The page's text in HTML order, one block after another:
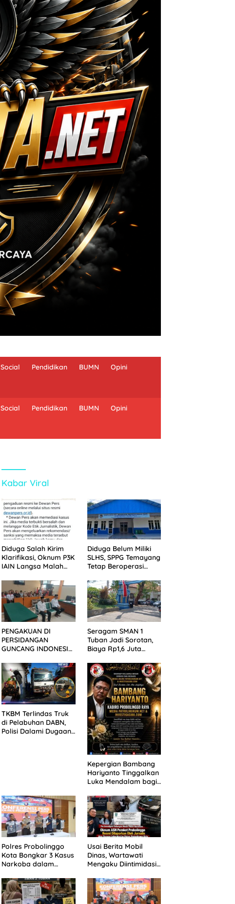
Social Pendidikan BUMN Opini
Social Pendidikan BUMN Opini
Kabar Viral
Diduga Salah Kirim
Klarifikasi, Oknum P3K
IAIN Langsa Malah
Dewan Pers
Diduga Belum Miliki
SLHS, SPPG Temayang
Tetap Beroperasi
PENGAKUAN DI
PERSIDANGAN
GUNCANG INDONESIA!
DITUNDA, KELUARGA
KORBAN MENGAMUK
DI PN MALANG
Seragam SMAN 1
Tuban Jadi Sorotan,
Biaya Rp1,6 Juta
SPMB 2026
TKBM Terlindas Truk
di Pelabuhan DABN,
Polisi Dalami Dugaan
Kepergian Bambang
Hariyanto Tinggalkan
Luka Mendalam bagi
Patrolihukum.net
Polres Probolinggo
Kota Bongkar 3 Kasus
Narkoba dalam
Sabu Disita
Usai Berita Mobil
Dinas, Wartawati
Mengaku Diintimidasi
Pemkot Probolinggo
dan Tempuh Jalur
Hukum